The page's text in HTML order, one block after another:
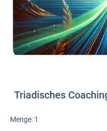
Triadisches
Menge: 1